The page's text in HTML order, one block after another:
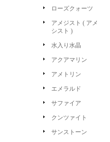
ローズクォーツ
アメジスト ( アメ
シスト )
水入り水晶
アクアマリン
アメトリン
エメラルド
サファイア
クンツァイト
サンストーン